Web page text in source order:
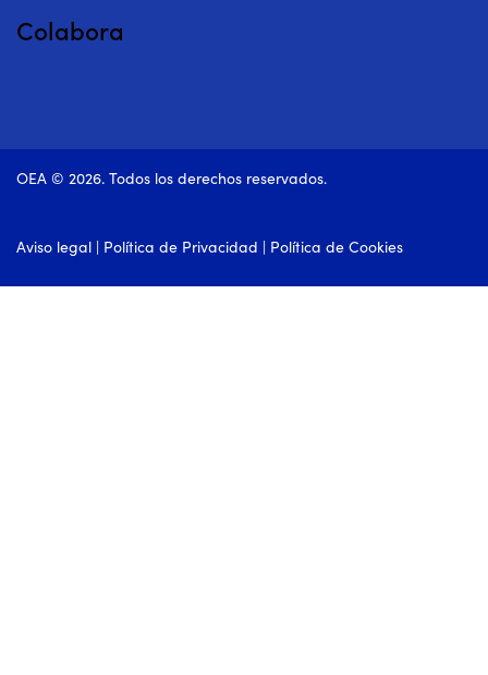
Colabora
OEA © 2026. Todos los derechos reservados.
Aviso legal | Política de Privacidad | Política de Cookies